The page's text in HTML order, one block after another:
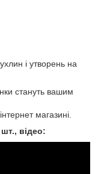
і утворень на
стануть вашим
магазині.
відео: